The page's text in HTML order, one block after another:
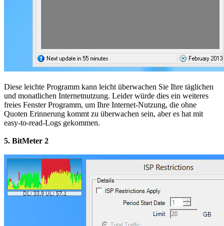
Diese leichte Programm kann leicht überwachen Sie Ihre täglichen
und monatlichen Internetnutzung. Leider würde dies ein weiteres
freies Fenster Programm, um Ihre Internet-Nutzung, die ohne
Quoten Erinnerung kommt zu überwachen sein, aber es hat mit
easy-to-read-Logs gekommen.
5. BitMeter 2